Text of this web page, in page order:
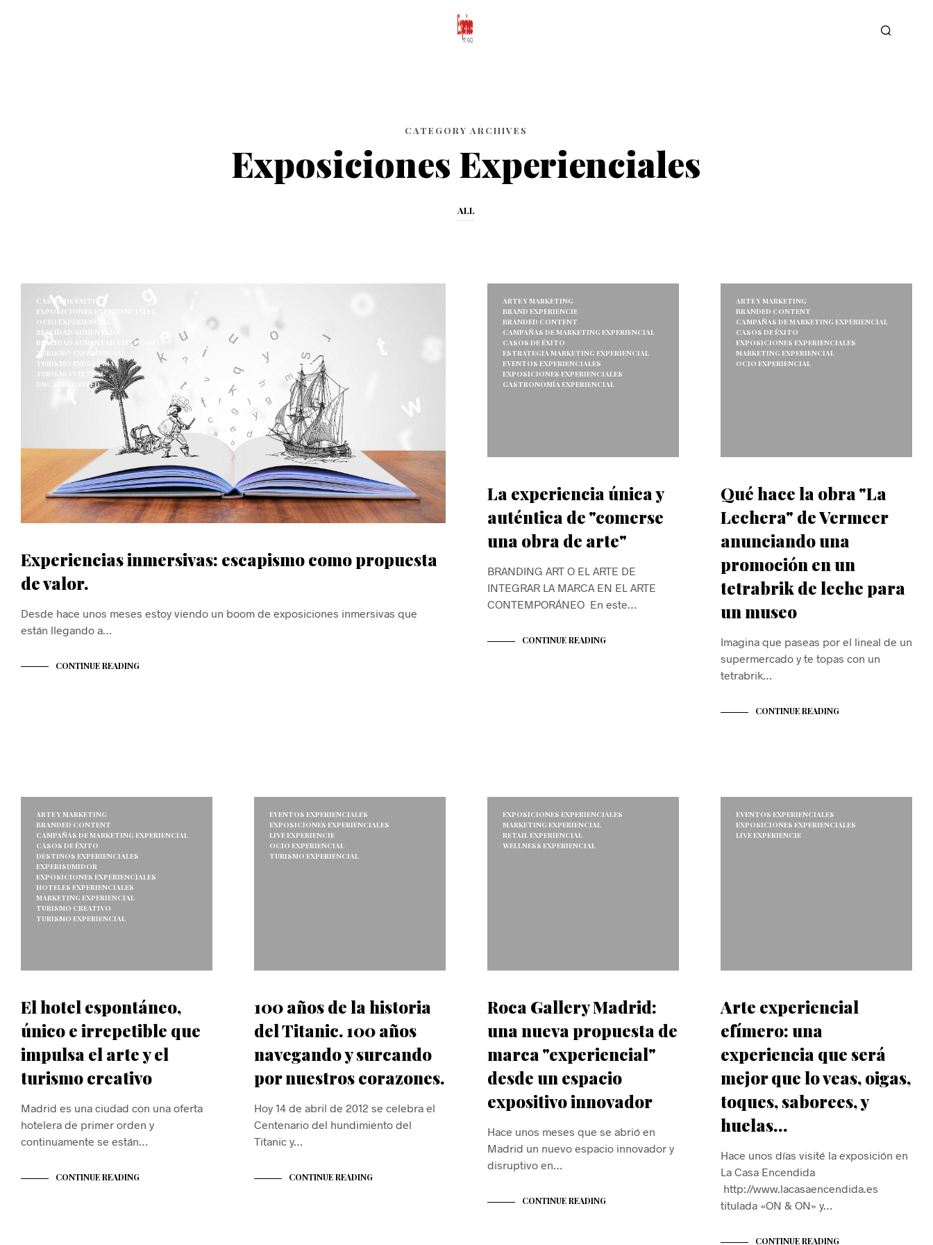
CATEGORY ARCHIVES
Exposiciones Experienciales
ALL
CASOS DE ÉXITO
EXPOSICIONES EXPERIENCIALES
OCIO EXPERIENCIAL
REALIDAD AUMENTADA
REALIDAD AUMENTADA LITERARIA
TURISMO EXPERIENCIAL
TURISMO INDUSTRIAL
TURISMO VIRTUAL
UNCATEGORIZED
Experiencias inmersivas: escapismo como propuesta
de valor.
Desde hace unos meses estoy viendo un boom de exposiciones inmersivas que
están llegando a…
CONTINUE READING
ARTE Y MARKETING
BRAND EXPERIENCIE
BRANDED CONTENT
CAMPAÑAS DE MARKETING EXPERIENCIAL
CASOS DE ÉXITO
ESTRATEGIA MARKETING EXPERIENCIAL
EVENTOS EXPERIENCIALES
EXPOSICIONES EXPERIENCIALES
GASTRONOMÍA EXPERIENCIAL
La experiencia única y
auténtica de "comerse
una obra de arte"
BRANDING ART O EL ARTE DE
INTEGRAR LA MARCA EN EL ARTE
CONTEMPORÁNEO En este…
CONTINUE READING
ARTE Y MARKETING
BRANDED CONTENT
CAMPAÑAS DE MARKETING EXPERIENCIAL
CASOS DE ÉXITO
EXPOSICIONES EXPERIENCIALES
MARKETING EXPERIENCIAL
OCIO EXPERIENCIAL
Qué hace la obra "La
Lechera" de Vermeer
anunciando una
promoción en un
tetrabrik de leche para
un museo
Imagina que paseas por el lineal de un
supermercado y te topas con un
tetrabrik…
CONTINUE READING
ARTE Y MARKETING
BRANDED CONTENT
CAMPAÑAS DE MARKETING EXPERIENCIAL
CASOS DE ÉXITO
DESTINOS EXPERIENCIALES
EXPERISUMIDOR
EXPOSICIONES EXPERIENCIALES
HOTELES EXPERIENCIALES
MARKETING EXPERIENCIAL
TURISMO CREATIVO
TURISMO EXPERIENCIAL
El hotel espontáneo,
único e irrepetible que
impulsa el arte y el
turismo creativo
Madrid es una ciudad con una oferta
hotelera de primer orden y
continuamente se están…
CONTINUE READING
EVENTOS EXPERIENCIALES
EXPOSICIONES EXPERIENCIALES
LIVE EXPERIENCIE
OCIO EXPERIENCIAL
TURISMO EXPERIENCIAL
100 años de la historia
del Titanic. 100 años
navegando y surcando
por nuestros corazones.
Hoy 14 de abril de 2012 se celebra el
Centenario del hundimiento del
Titanic y…
CONTINUE READING
EXPOSICIONES EXPERIENCIALES
MARKETING EXPERIENCIAL
RETAIL EXPERIENCIAL
WELLNESS EXPERIENCIAL
Roca Gallery Madrid:
una nueva propuesta de
marca "experiencial"
desde un espacio
expositivo innovador
Hace unos meses que se abrió en
Madrid un nuevo espacio innovador y
disruptivo en…
CONTINUE READING
EVENTOS EXPERIENCIALES
EXPOSICIONES EXPERIENCIALES
LIVE EXPERIENCIE
Arte experiencial
efímero: una
experiencia que será
mejor que lo veas, oigas,
toques, saborees, y
huelas…
Hace unos días visité la exposición en
La Casa Encendida
http://www.lacasaencendida.es
titulada «ON & ON» y…
CONTINUE READING